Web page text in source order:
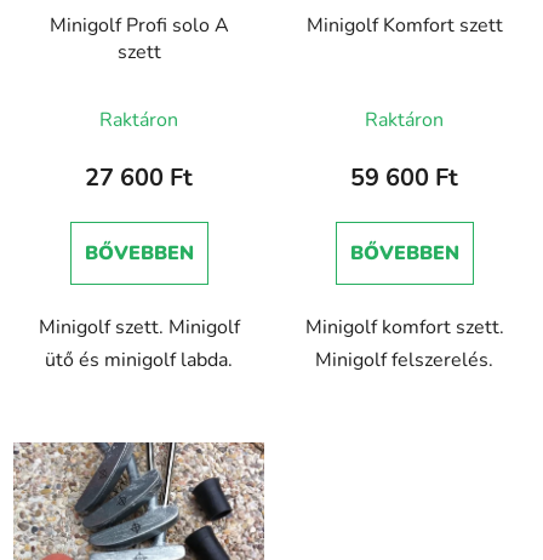
Minigolf Profi solo A
szett
termék
átlagos
5-
ből
csillag.
Raktáron
27 600 Ft
BŐVEBBEN
Minigolf szett. Minigolf
ütő és minigolf labda.
Minigolf Komfort szett
Raktáron
59 600 Ft
BŐVEBBEN
Minigolf komfort szett.
Minigolf felszerelés.